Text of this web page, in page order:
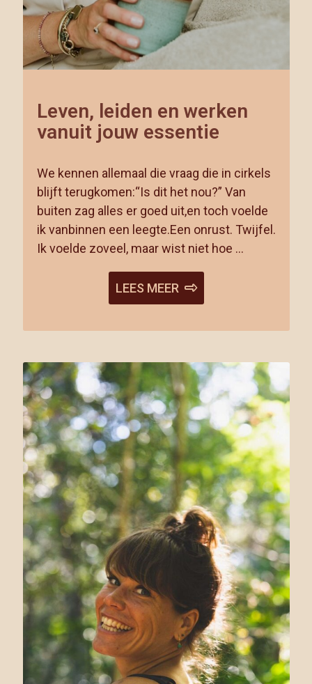
Leven, leiden en werken
vanuit jouw essentie
We kennen allemaal die vraag die in cirkels
blijft terugkomen:“Is dit het nou?” Van
buiten zag alles er goed uit,en toch voelde
ik vanbinnen een leegte.Een onrust. Twijfel.
Ik voelde zoveel, maar wist niet hoe …
LEES MEER